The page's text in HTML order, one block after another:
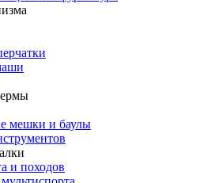
мешки и баулы
и походов